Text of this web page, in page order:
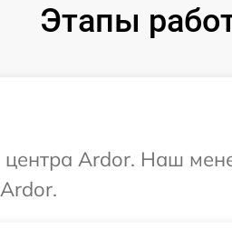
Этапы
центра Ardor. Наш